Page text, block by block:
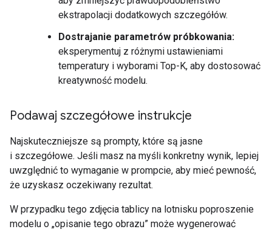
ekstrapolacji dodatkowych szczegółów.
Dostrajanie parametrów próbkowania:
eksperymentuj z różnymi ustawieniami
temperatury i wyborami Top-K, aby dostosować
kreatywność modelu.
Podawaj szczegółowe instrukcje
Najskuteczniejsze są prompty, które są jasne
i szczegółowe. Jeśli masz na myśli konkretny wynik, lepiej
uwzględnić to wymaganie w prompcie, aby mieć pewność,
że uzyskasz oczekiwany rezultat.
W przypadku tego zdjęcia tablicy na lotnisku poproszenie
modelu o „opisanie tego obrazu” może wygenerować